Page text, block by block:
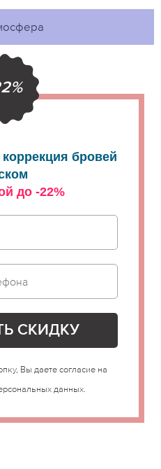
коррекция бровей
до -22%
Вы даете согласие на
данных.